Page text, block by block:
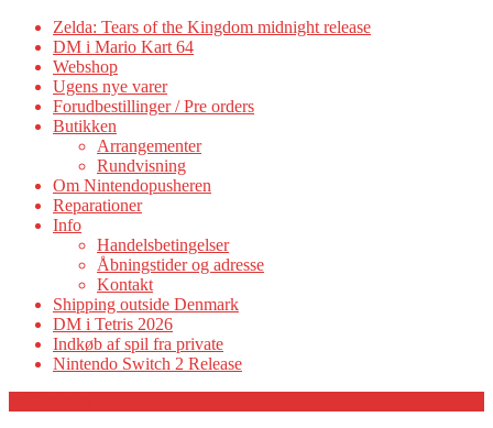
Zelda: Tears of the Kingdom midnight release
DM i Mario Kart 64
Webshop
Ugens nye varer
Forudbestillinger / Pre orders
Butikken
Arrangementer
Rundvisning
Om Nintendopusheren
Reparationer
Info
Handelsbetingelser
Åbningstider og adresse
Kontakt
Shipping outside Denmark
DM i Tetris 2026
Indkøb af spil fra private
Nintendo Switch 2 Release